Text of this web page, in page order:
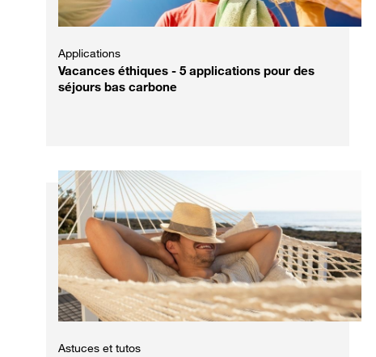
Applications
Vacances éthiques - 5 applications pour des
séjours bas carbone
Astuces et tutos